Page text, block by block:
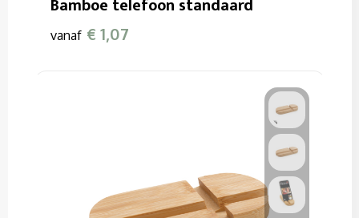
Bamboe telefoon standaard
vanaf € 1,07